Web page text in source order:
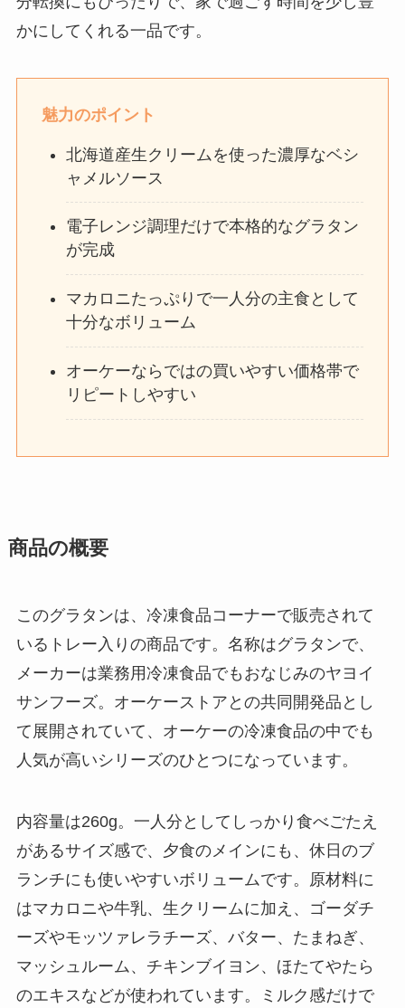
かにしてくれる一品です。
魅力のポイント
北海道産生クリームを使った濃厚なベシ
ャメルソース
電子レンジ調理だけで本格的なグラタン
が完成
マカロニたっぷりで一人分の主食として
十分なボリューム
オーケーならではの買いやすい価格帯で
リピートしやすい
商品の概要
このグラタンは、冷凍食品コーナーで販売されて
いるトレー入りの商品です。名称はグラタンで、
メーカーは業務用冷凍食品でもおなじみのヤヨイ
サンフーズ。オーケーストアとの共同開発品とし
て展開されていて、オーケーの冷凍食品の中でも
人気が高いシリーズのひとつになっています。
内容量は260g。一人分としてしっかり食べごたえ
があるサイズ感で、夕食のメインにも、休日のブ
ランチにも使いやすいボリュームです。原材料に
はマカロニや牛乳、生クリームに加え、ゴーダチ
ーズやモッツァレラチーズ、バター、たまねぎ、
マッシュルーム、チキンブイヨン、ほたてやたら
のエキスなどが使われています。ミルク感だけで